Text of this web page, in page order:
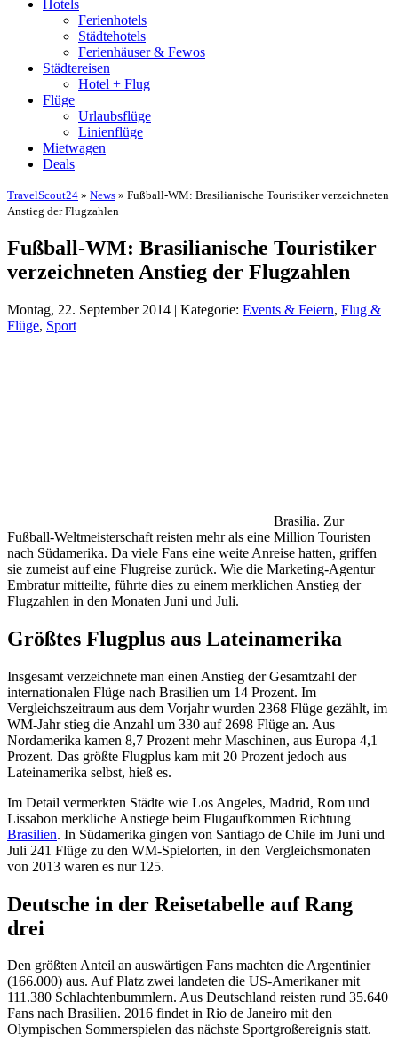
Hotels
Ferienhotels
Städtehotels
Ferienhäuser & Fewos
Städtereisen
Hotel + Flug
Flüge
Urlaubsflüge
Linienflüge
Mietwagen
Deals
TravelScout24 » News » Fußball-WM: Brasilianische Touristiker verzeichneten
Anstieg der Flugzahlen
Fußball-WM: Brasilianische Touristiker
verzeichneten Anstieg der Flugzahlen
Montag, 22. September 2014 | Kategorie: Events & Feiern, Flug &
Flüge, Sport
Brasilia. Zur
Fußball-Weltmeisterschaft reisten mehr als eine Million Touristen
nach Südamerika. Da viele Fans eine weite Anreise hatten, griffen
sie zumeist auf eine Flugreise zurück. Wie die Marketing-Agentur
Embratur mitteilte, führte dies zu einem merklichen Anstieg der
Flugzahlen in den Monaten Juni und Juli.
Größtes Flugplus aus Lateinamerika
Insgesamt verzeichnete man einen Anstieg der Gesamtzahl der
internationalen Flüge nach Brasilien um 14 Prozent. Im
Vergleichszeitraum aus dem Vorjahr wurden 2368 Flüge gezählt, im
WM-Jahr stieg die Anzahl um 330 auf 2698 Flüge an. Aus
Nordamerika kamen 8,7 Prozent mehr Maschinen, aus Europa 4,1
Prozent. Das größte Flugplus kam mit 20 Prozent jedoch aus
Lateinamerika selbst, hieß es.
Im Detail vermerkten Städte wie Los Angeles, Madrid, Rom und
Lissabon merkliche Anstiege beim Flugaufkommen Richtung
Brasilien. In Südamerika gingen von Santiago de Chile im Juni und
Juli 241 Flüge zu den WM-Spielorten, in den Vergleichsmonaten
von 2013 waren es nur 125.
Deutsche in der Reisetabelle auf Rang
drei
Den größten Anteil an auswärtigen Fans machten die Argentinier
(166.000) aus. Auf Platz zwei landeten die US-Amerikaner mit
111.380 Schlachtenbummlern. Aus Deutschland reisten rund 35.640
Fans nach Brasilien. 2016 findet in Rio de Janeiro mit den
Olympischen Sommerspielen das nächste Sportgroßereignis statt.